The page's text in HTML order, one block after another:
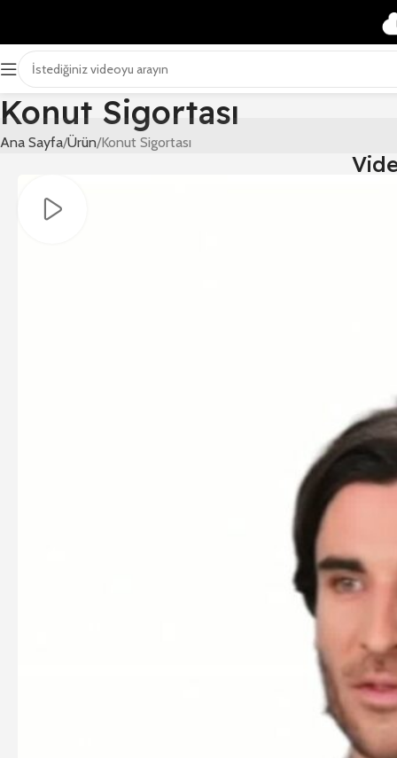
Konut Sigortası
Ana Sayfa Ürün Konut Sigortası